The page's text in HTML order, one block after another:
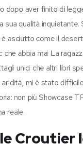
dopo aver finito di
sua qualità inquietante.
asciutto come il
abbia mai La
unici che altri libri
aridità, mi è stato
non più Showcase
reale.
Croutier